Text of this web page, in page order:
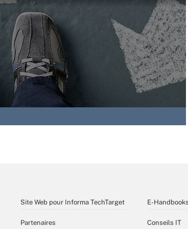
Site Web pour Informa TechTarget
Partenaires
E-
Conseils IT